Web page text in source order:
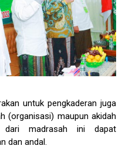
untuk pengkaderan juga
(organisasi) maupun akidah
dari madrasah ini dapat
dan andal.